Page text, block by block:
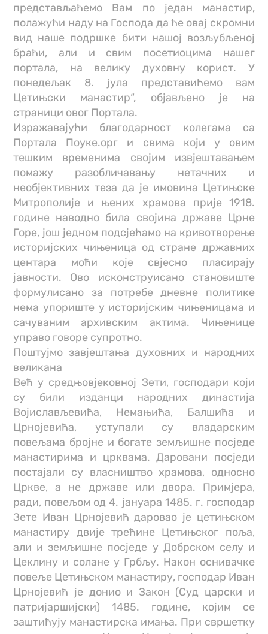
представљаћемо Вам по један манастир,
полажући наду на Господа да ће овај скромни
вид наше подршке бити нашој возљубљеној
браћи, али и свим посетиоцима нашег
портала, на велику духовну корист. У
понедељак 8. јула представићемо вам
Цетињски манастир“, објављено је на
страници овог Портала.
Изражавајући благодарност колегама са
Портала Поуке.орг и свима који у овим
тешким временима својим извјештавањем
помажу разобличавању нетачних и
необјективних теза да је имовина Цетињске
Митрополије и њених храмова прије 1918.
године наводно била својина државе Црне
Горе, још једном подсјећамо на кривотворење
историјских чињеница од стране државних
центара моћи које свјесно пласирају
јавности. Ово исконструисано становиште
формулисано за потребе дневне политике
нема упориште у историјским чињеницама и
сачуваним архивским актима. Чињенице
управо говоре супротно.
Поштујмо завјештања духовних и народних
великана
Већ у средњовјековној Зети, господари који
су били изданци народних династија
Војислављевића, Немањића, Балшића и
Црнојевића, уступали су владарским
повељама бројне и богате земљишне посједе
манастирима и црквама. Даровани посједи
постајали су власништво храмова, односно
Цркве, а не државе или двора. Примјера,
ради, повељом од 4. јануара 1485. г. господар
Зете Иван Црнојевић даровао је цетињском
манастиру двије трећине Цетињског поља,
али и земљишне посједе у Добрском селу и
Цеклину и солане у Грбљу. Након оснивачке
повеље Цетињском манастиру, господар Иван
Црнојевић је донио и Закон (Суд царски и
патријаршијски) 1485. године, којим се
заштићују манастирска имања. При свршетку